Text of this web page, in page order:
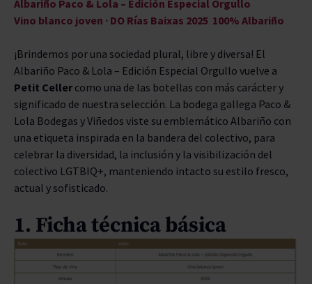
Albariño Paco & Lola – Edición Especial Orgullo
Vino blanco joven · DO Rías Baixas 2025 100% Albariño
¡Brindemos por una sociedad plural, libre y diversa! El
Albariño Paco & Lola – Edición Especial Orgullo vuelve a
Petit Celler como una de las botellas con más carácter y
significado de nuestra selección. La bodega gallega Paco &
Lola Bodegas y Viñedos viste su emblemático Albariño con
una etiqueta inspirada en la bandera del colectivo, para
celebrar la diversidad, la inclusión y la visibilización del
colectivo LGTBIQ+, manteniendo intacto su estilo fresco,
actual y sofisticado.
1. Ficha técnica básica
ENVEJECIMIENTO
BODEGAS
TIPO
PREMIOS